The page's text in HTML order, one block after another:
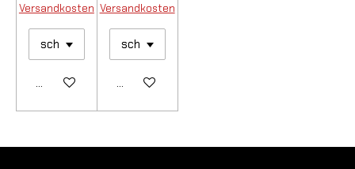
Versandkosten
Details anzeigen
Versandkosten
Details anzeigen